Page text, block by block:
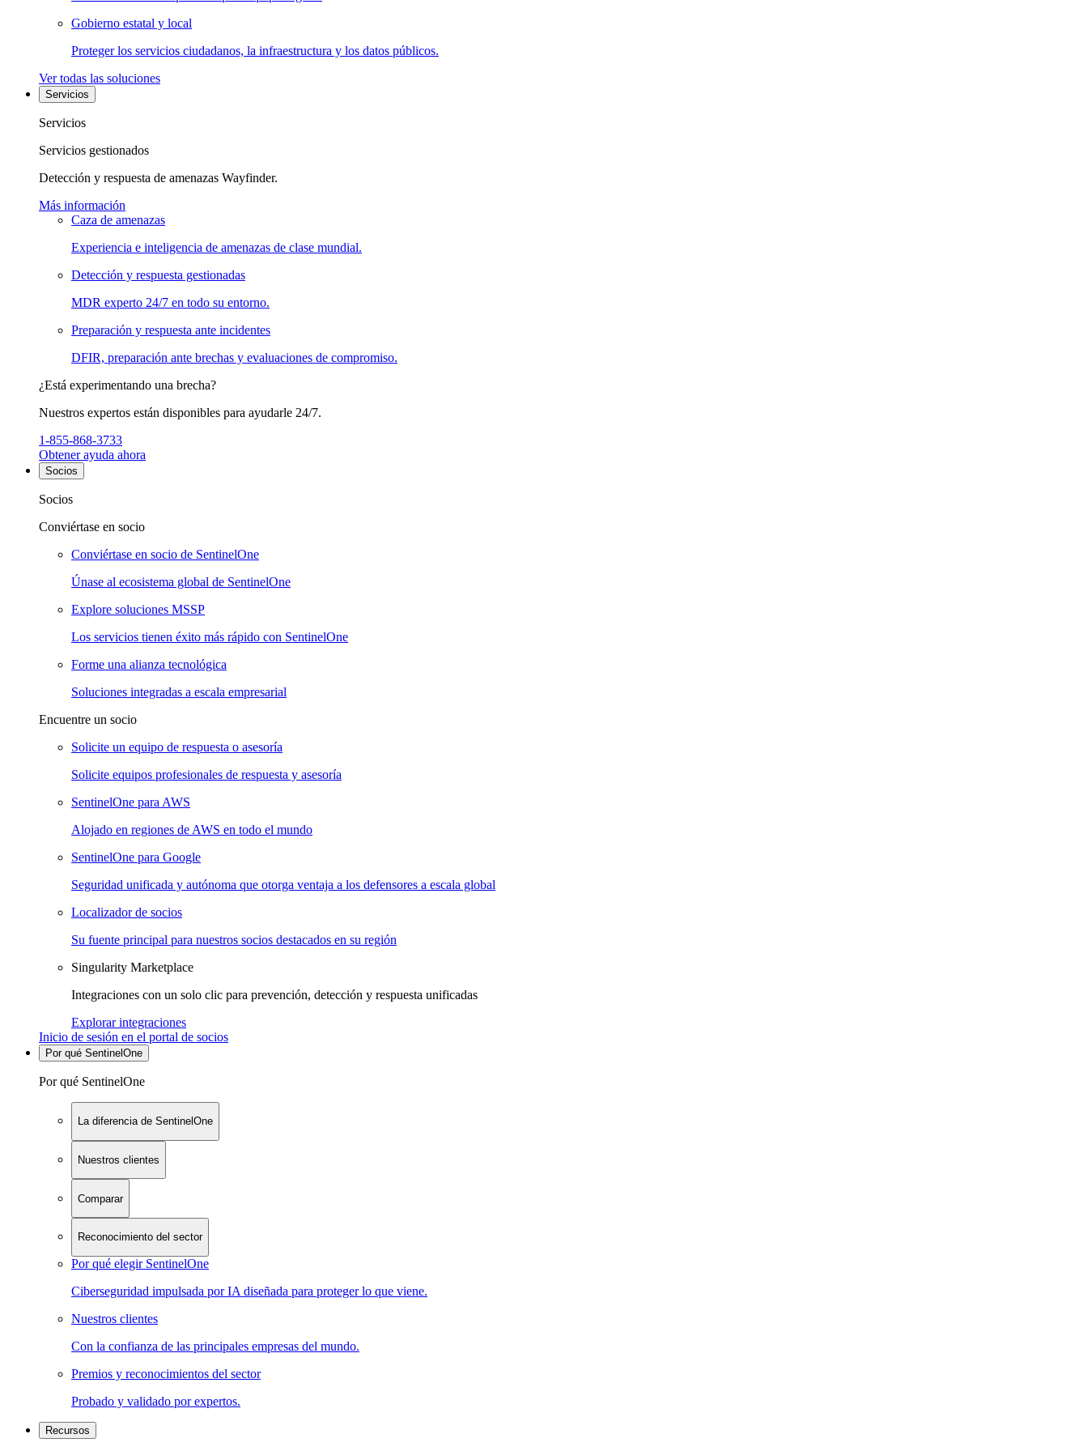
Gobierno estatal y local
Proteger los servicios ciudadanos, la infraestructura y los datos públicos.
Ver todas las soluciones
Servicios
Servicios
Servicios gestionados
Detección y respuesta de amenazas Wayfinder.
Más información
Caza de amenazas
Experiencia e inteligencia de amenazas de clase mundial.
Detección y respuesta gestionadas
MDR experto 24/7 en todo su entorno.
Preparación y respuesta ante incidentes
DFIR, preparación ante brechas y evaluaciones de compromiso.
¿Está experimentando una brecha?
Nuestros expertos están disponibles para ayudarle 24/7.
1-855-868-3733
Obtener ayuda ahora
Socios
Socios
Conviértase en socio
Conviértase en socio de SentinelOne
Únase al ecosistema global de SentinelOne
Explore soluciones MSSP
Los servicios tienen éxito más rápido con SentinelOne
Forme una alianza tecnológica
Soluciones integradas a escala empresarial
Encuentre un socio
Solicite un equipo de respuesta o asesoría
Solicite equipos profesionales de respuesta y asesoría
SentinelOne para AWS
Alojado en regiones de AWS en todo el mundo
SentinelOne para Google
Seguridad unificada y autónoma que otorga ventaja a los defensores a escala global
Localizador de socios
Su fuente principal para nuestros socios destacados en su región
Singularity Marketplace
Integraciones con un solo clic para prevención, detección y respuesta unificadas
Explorar integraciones
Inicio de sesión en el portal de socios
Por qué SentinelOne
Por qué SentinelOne
La diferencia de SentinelOne
Nuestros clientes
Comparar
Reconocimiento del sector
Por qué elegir SentinelOne
Ciberseguridad impulsada por IA diseñada para proteger lo que viene.
Nuestros clientes
Con la confianza de las principales empresas del mundo.
Premios y reconocimientos del sector
Probado y validado por expertos.
Recursos